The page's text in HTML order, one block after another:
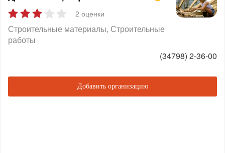
2 оценки
Строительные материалы Строительные
работы
(34798) 2-36-00
Добавить организацию